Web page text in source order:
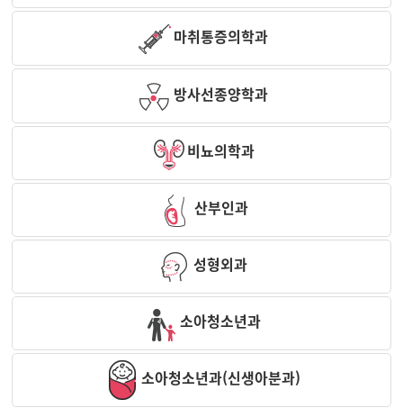
마취통증의학과
방사선종양학과
비뇨의학과
산부인과
성형외과
소아청소년과
소아청소년과(신생아분과)